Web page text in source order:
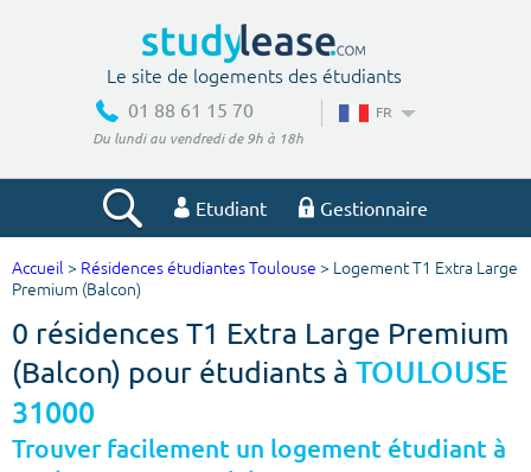
Le site de logements des étudiants
01 88 61 15 70
Du lundi au vendredi de 9h à 18h
FR
Etudiant Gestionnaire
Votre recherche
Ville, école
Budget min Budget max
Accueil > Résidences étudiantes Toulouse > Logement T1 Extra Large
Premium (Balcon)
0 résidences T1 Extra Large Premium
(Balcon) pour étudiants à TOULOUSE
31000
Trouver facilement un logement étudiant à